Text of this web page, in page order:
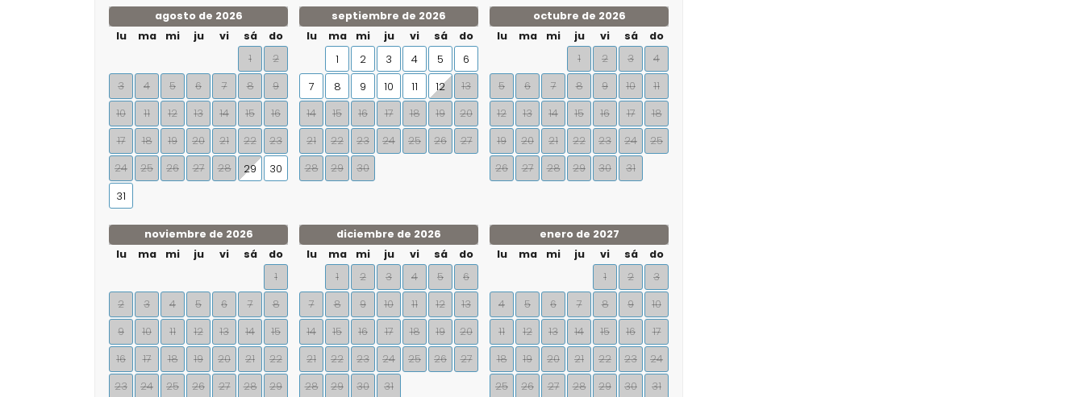
agosto de 2026
lu
ma mi ju vi sá
do
1
2
3
4 5 6 7 8
9
10
11 12 13 14 15
16
17
18 19 20 21 22
23
24
25 26 27 28 29
30
31
septiembre de 2026
lu
ma mi ju vi sá
do
1
2 3 4 5
6
7
8 9 10 11 12
13
14
15 16 17 18 19
20
21
22 23 24 25 26
27
28
29 30
octubre de 2026
lu
ma mi ju vi sá
do
1
2 3
4
5
6 7 8 9 10
11
12
13 14 15 16 17
18
19
20 21 22 23 24
25
26
27 28 29 30 31
noviembre de 2026
lu
ma mi ju vi sá
do
1
2
3 4 5 6 7
8
9
10 11 12 13 14
15
16
17 18 19 20 21
22
23
24 25 26 27 28
29
diciembre de 2026
lu
ma mi ju vi sá
do
1
2 3 4 5
6
7
8 9 10 11 12
13
14
15 16 17 18 19
20
21
22 23 24 25 26
27
28
29 30 31
enero de 2027
lu
ma mi ju vi sá
do
1
2
3
4
5 6 7 8 9
10
11
12 13 14 15 16
17
18
19 20 21 22 23
24
25
26 27 28 29 30 31